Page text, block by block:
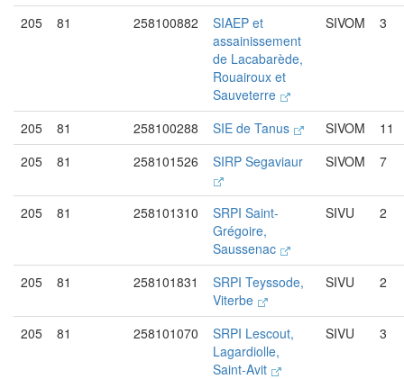
205 81 258100882
SIAEP et
assainissement
de Lacabarède,
Rouairoux et
Sauveterre
SIVOM 3
205 81 258100288 SIE de Tanus SIVOM
11
205
81 258101526 SIRP Segaviaur SIVOM 7
205 81 258101310
SRPI Saint-
Grégoire,
Saussenac
SIVU 2
205 81 258101831
SRPI Teyssode,
Viterbe
SIVU 2
205 81 258101070
SRPI Lescout,
Lagardiolle,
Saint-Avit
SIVU 3